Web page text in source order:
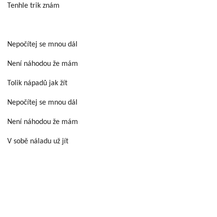
Tenhle trik znám
Nepočítej se mnou dál
Není náhodou že mám
Tolik nápadů jak žít
Nepočítej se mnou dál
Není náhodou že mám
V sobě náladu už jít